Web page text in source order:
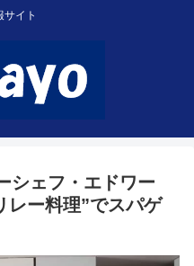
サイト
シェフ・エドワー
ー料理”でスパゲ